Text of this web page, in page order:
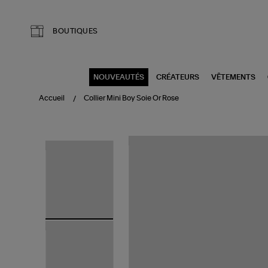
BOUTIQUES
NOUVEAUTÉS CRÉATEURS VÊTEMENTS
Accueil Collier Mini Boy Soie Or Rose